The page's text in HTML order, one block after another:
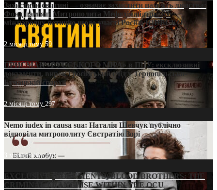
Захистити святині — означає захистити пам’ять людства:
Фонд пам’яті Митрополита Мефодія підтримує
міжнародну петицію щодо участі Росії в ЮНЕСКО
2 місяці тому59
ПРИСМАК «РУССЬКОГО МІРА» в ПЦУ: ексклюзивні
документи, вирок і російський слід у Тернопільсько-
Бучацькій єпархії
2 місяці тому 297
Nemo iudex in causa sua: Наталія Шевчук публічно
відповіла митрополиту Євстратію Зорі
3 місяці тому214
EXCLUSIVE (DOCUMENTS)/BLOOD BROTHERS: THE
CRIMINAL FRANCHISE WITHIN THE OCU